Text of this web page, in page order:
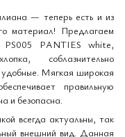
— теперь есть и из
материал! Предлагаем
PS005 PANTIES white,
соблазнительно
Мягкая широкая
правильную
и безопасна.
всегда актуальны, так
внешний вид. Данная